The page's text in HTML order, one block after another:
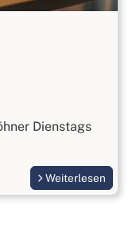
Dienstags
Weiterlesen